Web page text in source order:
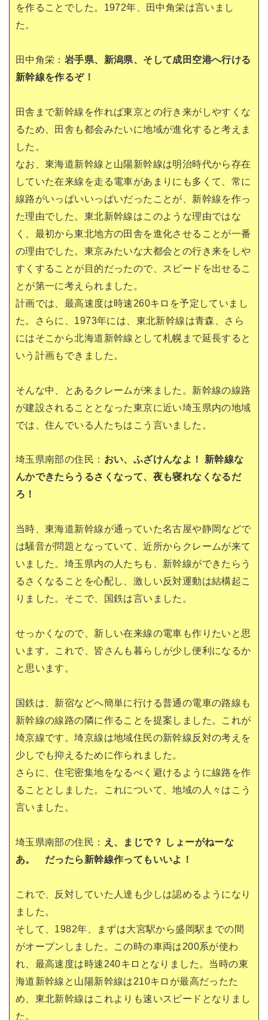
を作ることでした。1972年、田中角栄は言いまし
た。
田中角栄： 岩手県、新潟県、そして成田空港へ行ける
新幹線を作るぞ！
田舎まで新幹線を作れば東京との行き来がしやすくな
るため、田舎も都会みたいに地域が進化すると考えま
した。
なお、東海道新幹線と山陽新幹線は明治時代から存在
していた在来線を走る電車があまりにも多くて、常に
線路がいっぱいいっぱいだったことが、新幹線を作っ
た理由でした。東北新幹線はこのような理由ではな
く、最初から東北地方の田舎を進化させることが一番
の理由でした。東京みたいな大都会との行き来をしや
すくすることが目的だったので、スピードを出せるこ
とが第一に考えられました。
計画では、最高速度は時速260キロを予定していまし
た。さらに、1973年には、東北新幹線は青森、さら
にはそこから北海道新幹線として札幌まで延長すると
いう計画もできました。
そんな中、とあるクレームが来ました。新幹線の線路
が建設されることとなった東京に近い埼玉県内の地域
では、住んでいる人たちはこう言いました。
埼玉県南部の住民： おい、ふざけんなよ！ 新幹線な
んかできたらうるさくなって、夜も寝れなくなるだ
ろ！
当時、東海道新幹線が通っていた名古屋や静岡などで
は騒音が問題となっていて、近所からクレームが来て
いました。埼玉県内の人たちも、新幹線ができたらう
るさくなることを心配し、激しい反対運動は結構起こ
りました。そこで、国鉄は言いました。
せっかくなので、新しい在来線の電車も作りたいと思
います。これで、皆さんも暮らしが少し便利になるか
と思います。
国鉄は、新宿などへ簡単に行ける普通の電車の路線も
新幹線の線路の隣に作ることを提案しました。これが
埼京線です。埼京線は地域住民の新幹線反対の考えを
少しでも抑えるために作られました。
さらに、住宅密集地をなるべく避けるように線路を作
ることとしました。これについて、地域の人々はこう
言いました。
埼玉県南部の住民： え、まじで？ しょーがねーな
あ。 だったら新幹線作ってもいいよ！
これで、反対していた人達も少しは認めるようになり
ました。
そして、1982年、まずは大宮駅から盛岡駅までの間
がオープンしました。この時の車両は200系が使わ
れ、最高速度は時速240キロとなりました。当時の東
海道新幹線と山陽新幹線は210キロが最高だったた
め、東北新幹線はこれよりも速いスピードとなりまし
た。